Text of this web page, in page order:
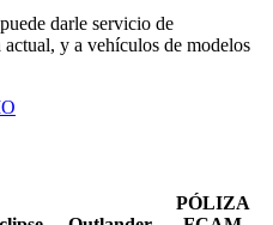
darle servicio de
y a vehículos de modelos
PÓLIZA